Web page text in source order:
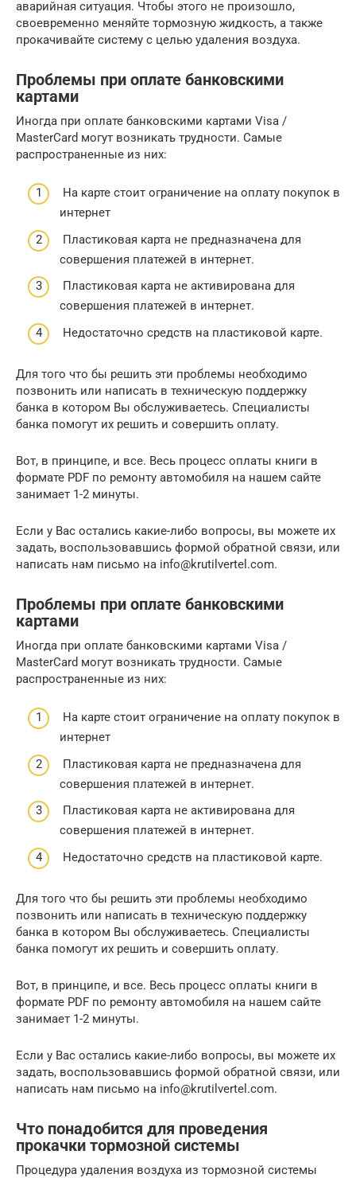
аварийная ситуация. Чтобы этого не произошло,
своевременно меняйте тормозную жидкость, а также
прокачивайте систему с целью удаления воздуха.
Проблемы при оплате банковскими
картами
Иногда при оплате банковскими картами Visa /
MasterCard могут возникать трудности. Самые
распространенные из них:
На карте стоит ограничение на оплату покупок в
интернет
Пластиковая карта не предназначена для
совершения платежей в интернет.
Пластиковая карта не активирована для
совершения платежей в интернет.
Недостаточно средств на пластиковой карте.
Для того что бы решить эти проблемы необходимо
позвонить или написать в техническую поддержку
банка в котором Вы обслуживаетесь. Специалисты
банка помогут их решить и совершить оплату.
Вот, в принципе, и все. Весь процесс оплаты книги в
формате PDF по ремонту автомобиля на нашем сайте
занимает 1-2 минуты.
Если у Вас остались какие-либо вопросы, вы можете их
задать, воспользовавшись формой обратной связи, или
написать нам письмо на info@krutilvertel.com.
Проблемы при оплате банковскими
картами
Иногда при оплате банковскими картами Visa /
MasterCard могут возникать трудности. Самые
распространенные из них:
На карте стоит ограничение на оплату покупок в
интернет
Пластиковая карта не предназначена для
совершения платежей в интернет.
Пластиковая карта не активирована для
совершения платежей в интернет.
Недостаточно средств на пластиковой карте.
Для того что бы решить эти проблемы необходимо
позвонить или написать в техническую поддержку
банка в котором Вы обслуживаетесь. Специалисты
банка помогут их решить и совершить оплату.
Вот, в принципе, и все. Весь процесс оплаты книги в
формате PDF по ремонту автомобиля на нашем сайте
занимает 1-2 минуты.
Если у Вас остались какие-либо вопросы, вы можете их
задать, воспользовавшись формой обратной связи, или
написать нам письмо на info@krutilvertel.com.
Что понадобится для проведения
прокачки тормозной системы
Процедура удаления воздуха из тормозной системы